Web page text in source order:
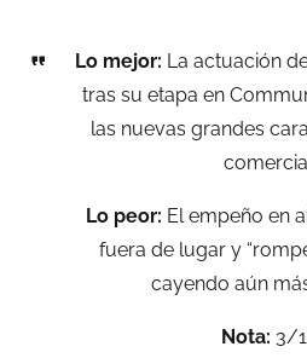
Lo mejor: La actuación
tras su etapa en
las nuevas grandes
Lo peor: El empeño en
fuera de lugar y
cayendo aún
Nota: 3/